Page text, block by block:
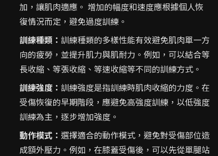
加，讓肌肉適應。 增加的幅度和速度應根據個人恢
復情況而定，避免過度訓練。
訓練種類： 訓練種類的多樣性能有效避免肌肉單一方
向的疲勞，並提升肌力與肌耐力。例如，可以結合等
長收縮、等張收縮、等速收縮等不同的訓練方式。
訓練強度： 訓練強度是指訓練時肌肉收縮的力度。在
受傷恢復的早期階段，應避免高強度訓練，以低強度
訓練為主，逐步增加強度。
動作模式： 選擇適合的動作模式，避免對受傷部位造
成額外壓力。例如，在膝蓋受傷後，可以先從單腿站